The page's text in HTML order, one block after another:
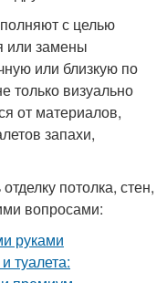
с целью
или замены
или близкую по
только визуально
от материалов,
запахи,
потолка, стен,
вопросами: